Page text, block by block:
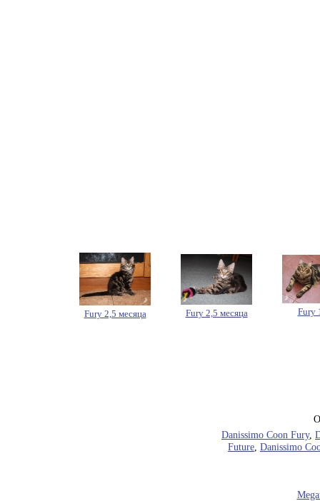
Fury 2,5 месяца Fury 2,5 месяца Fury
Danissimo Coon Fury,
Future Danissimo